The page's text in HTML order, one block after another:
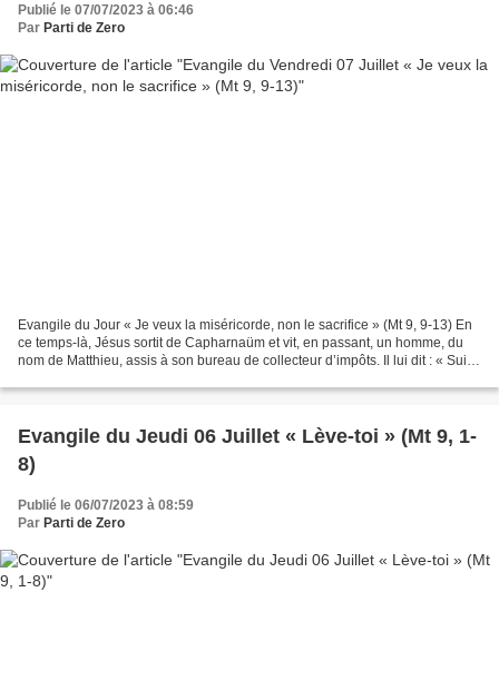
Publié le 07/07/2023 à 06:46
Par Parti de Zero
Evangile du Jour « Je veux la miséricorde, non le sacrifice » (Mt 9, 9-13) En
ce temps-là, Jésus sortit de Capharnaüm et vit, en passant, un homme, du
nom de Matthieu, assis à son bureau de collecteur d’impôts. Il lui dit : « Suis-
Evangile du Jeudi 06 Juillet « Lève-toi » (Mt 9, 1-
8)
Publié le 06/07/2023 à 08:59
Par Parti de Zero